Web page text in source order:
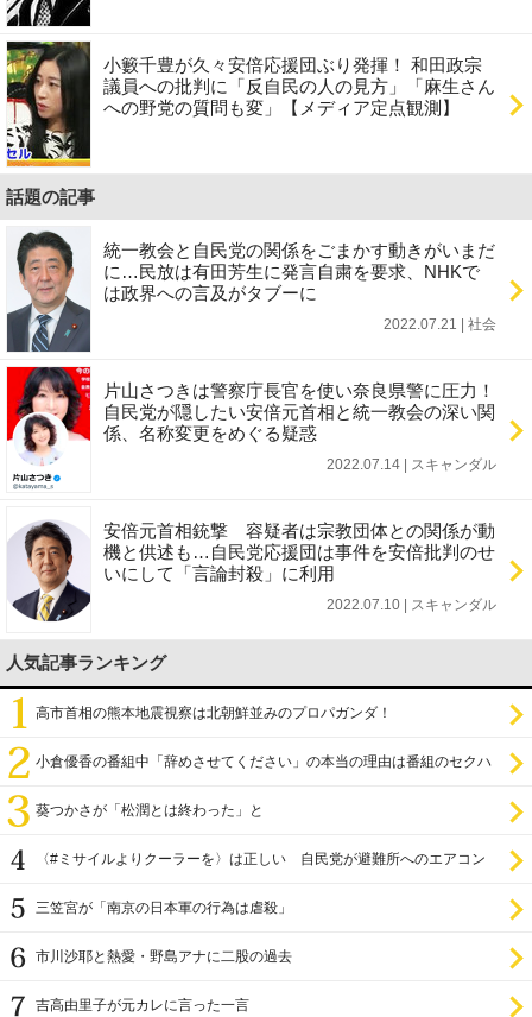
小籔千豊が久々安倍応援団ぶり発揮！ 和田政宗
議員への批判に「反自民の人の見方」「麻生さん
への野党の質問も変」【メディア定点観測】
話題の記事
統一教会と自民党の関係をごまかす動きがいまだ
に…民放は有田芳生に発言自粛を要求、NHKで
は政界への言及がタブーに
2022.07.21 | 社会
片山さつきは警察庁長官を使い奈良県警に圧力！
自民党が隠したい安倍元首相と統一教会の深い関
係、名称変更をめぐる疑惑
2022.07.14 | スキャンダル
安倍元首相銃撃 容疑者は宗教団体との関係が動
機と供述も…自民党応援団は事件を安倍批判のせ
いにして「言論封殺」に利用
2022.07.10 | スキャンダル
人気記事ランキング
高市首相の熊本地震視察は北朝鮮並みのプロパガンダ！
小倉優香の番組中「辞めさせてください」の本当の理由は番組のセクハ
葵つかさが「松潤とは終わった」と
〈#ミサイルよりクーラーを〉は正しい 自民党が避難所へのエアコン
三笠宮が「南京の日本軍の行為は虐殺」
市川沙耶と熱愛・野島アナに二股の過去
吉高由里子が元カレに言った一言